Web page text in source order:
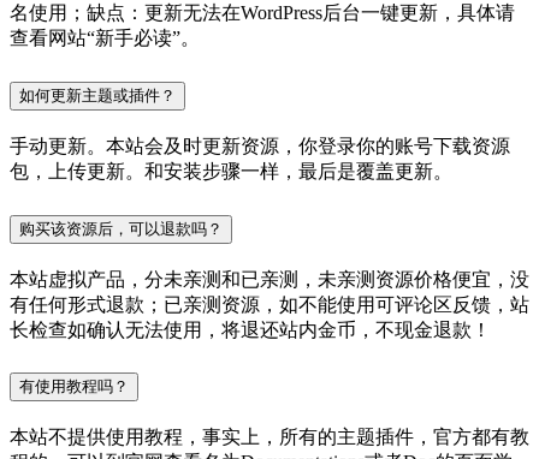
名使用；缺点：更新无法在WordPress后台一键更新，具体请
查看网站“新手必读”。
如何更新主题或插件？
手动更新。本站会及时更新资源，你登录你的账号下载资源
包，上传更新。和安装步骤一样，最后是覆盖更新。
购买该资源后，可以退款吗？
本站虚拟产品，分未亲测和已亲测，未亲测资源价格便宜，没
有任何形式退款；已亲测资源，如不能使用可评论区反馈，站
长检查如确认无法使用，将退还站内金币，不现金退款！
有使用教程吗？
本站不提供使用教程，事实上，所有的主题插件，官方都有教